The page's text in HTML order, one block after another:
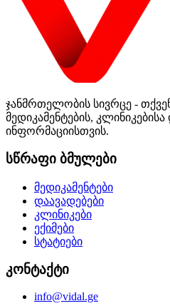
ჯანმრთელობის სივრცე -
მედიკამენტების, კლინიკებისა
ინფორმაციისთვის.
სწრაფი ბმულები
მედიკამენტები
დაავადებები
კლინიკები
ექიმები
სტატიები
კონტაქტი
info@vidal.ge